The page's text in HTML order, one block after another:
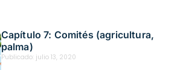
Capítulo 7: Comités (agricultura,
palma)
Publicado: julio 13, 2020